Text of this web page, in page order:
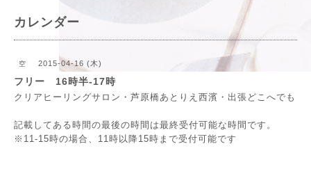
カレンダー
空 2015-04-16 (木)
フリー 16時半-17時
クリアヒーリングサロン・芦原橋あとりえ西濱・出張どこへでも
記載してある時間の最後の時間は最終受付可能な時間です。
※11-15時の場合、11時以降15時まで受付可能です